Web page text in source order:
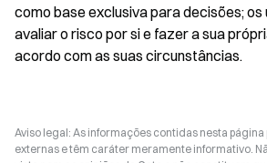
como base exclusiva para decisões;
avaliar o risco por si e fazer a sua
acordo com as suas circunstâncias.
Aviso legal: As informações contidas nesta
externas e têm caráter meramente informativo.